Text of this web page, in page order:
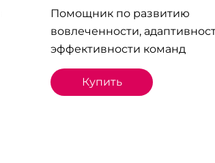
Помощник по развитию
вовлеченности,
эффективности команд
Купить